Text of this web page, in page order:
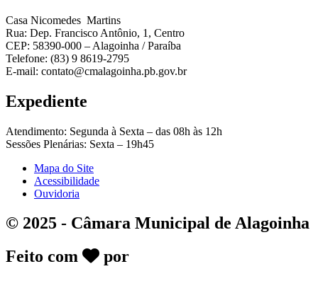
Casa Nicomedes Martins
Rua: Dep. Francisco Antônio, 1, Centro
CEP: 58390-000 – Alagoinha / Paraíba
Telefone: (83) 9 8619-2795
E-mail: contato@cmalagoinha.pb.gov.br
Expediente
Atendimento: Segunda à Sexta – das 08h às 12h
Sessões Plenárias: Sexta – 19h45
Mapa do Site
Acessibilidade
Ouvidoria
© 2025 - Câmara Municipal de Alagoinha
Feito com
por